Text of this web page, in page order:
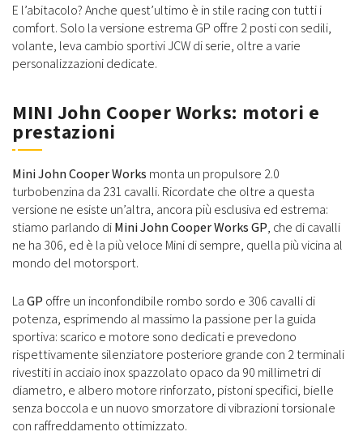
E l’abitacolo? Anche quest’ultimo è in stile racing con tutti i
comfort. Solo la versione estrema GP offre 2 posti con sedili,
volante, leva cambio sportivi JCW di serie, oltre a varie
personalizzazioni dedicate.
MINI John Cooper Works: motori e
prestazioni
Mini John Cooper Works monta un propulsore 2.0
turbobenzina da 231 cavalli. Ricordate che oltre a questa
versione ne esiste un’altra, ancora più esclusiva ed estrema:
stiamo parlando diMini John Cooper Works GP, che di cavalli
ne ha 306, ed è la più veloce Mini di sempre, quella più vicina al
mondo del motorsport.
LaGP offre un inconfondibile rombo sordo e 306 cavalli di
potenza, esprimendo al massimo la passione per la guida
sportiva: scarico e motore sono dedicati e prevedono
rispettivamente silenziatore posteriore grande con 2 terminali
rivestiti in acciaio inox spazzolato opaco da 90 millimetri di
diametro, e albero motore rinforzato, pistoni specifici, bielle
senza boccola e un nuovo smorzatore di vibrazioni torsionale
con raffreddamento ottimizzato.